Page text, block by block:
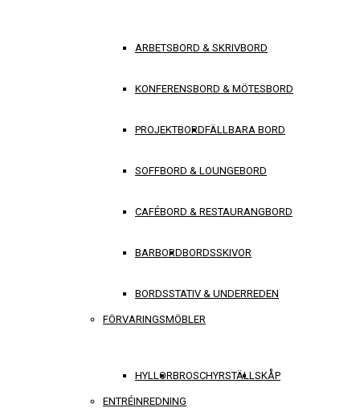
ARBETSBORD & SKRIVBORD
KONFERENSBORD & MÖTESBORD
PROJEKTBORDFÄLLBARA BORD
SOFFBORD & LOUNGEBORD
CAFÉBORD & RESTAURANGBORD
BARBORDBORDSSKIVOR
BORDSSTATIV & UNDERREDEN
FÖRVARINGSMÖBLER
HYLLORBROSCHYRSTÄLLSKÅP
ENTRÉINREDNING